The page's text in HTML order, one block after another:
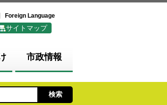
Foreign Language
サイトマップ
市政情報